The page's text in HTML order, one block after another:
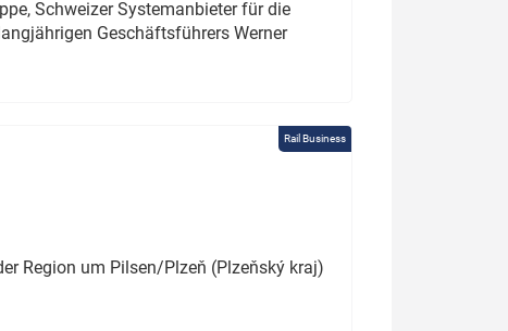
Schweizer Systemanbieter für die
Geschäftsführers Werner
Rail Business
Region um Pilsen/Plzeň (Plzeňský kraj)